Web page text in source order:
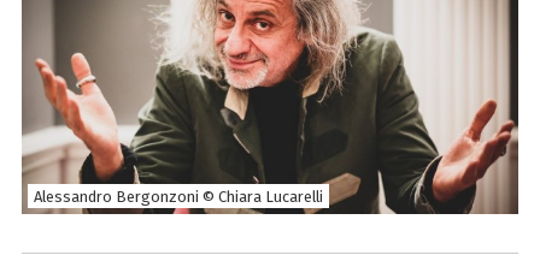
Alessandro Bergonzoni © Chiara Lucarelli